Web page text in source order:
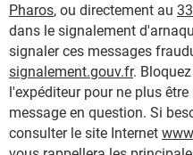
Pharos, ou directement au
dans le signalement
signaler ces messages
signalement.gouv.fr.
l'expéditeur pour ne plus
message en question. Si
consulter le site Internet